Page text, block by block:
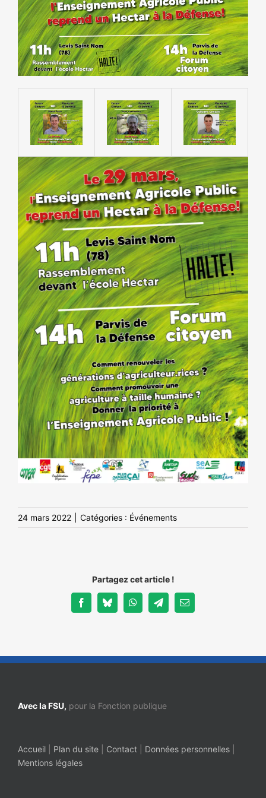
NOS ACTIONS
24 mars 2022 Catégories : Événements
Partagez cet article !
FacebookBlueskyWhatsAppTelegramEmail
Avec la FSU, pour la Fonction publique
Accueil Plan du site Contact Données personnelles
Mentions légales